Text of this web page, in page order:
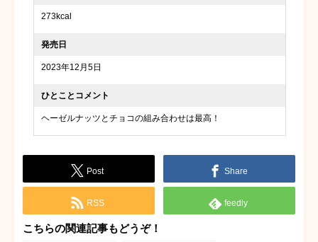
273kcal
発売日
2023年12月5日
ひとことコメント
ヘーゼルナッツとチョコの組み合わせは最高！
Post Share
RSS feedly
こちらの関連記事もどうぞ！